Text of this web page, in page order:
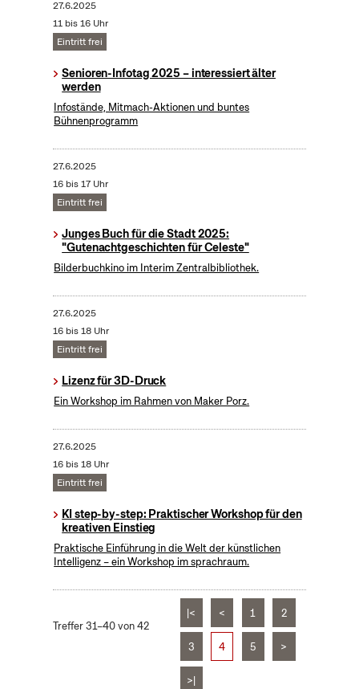
27.6.2025
11 bis 16 Uhr
Eintritt frei
Senioren-Infotag 2025 – interessiert älter
werden
Infostände, Mitmach-Aktionen und buntes
Bühnenprogramm
27.6.2025
16 bis 17 Uhr
Eintritt frei
Junges Buch für die Stadt 2025:
"Gutenachtgeschichten für Celeste"
Bilderbuchkino im Interim Zentralbibliothek.
27.6.2025
16 bis 18 Uhr
Eintritt frei
Lizenz für 3D-Druck
Ein Workshop im Rahmen von Maker Porz.
27.6.2025
16 bis 18 Uhr
Eintritt frei
KI step-by-step: Praktischer Workshop für den
kreativen Einstieg
Praktische Einführung in die Welt der künstlichen
Intelligenz – ein Workshop im sprachraum.
Treffer 31–40 von 42
|< < 1 2
3 4 5 >
>|